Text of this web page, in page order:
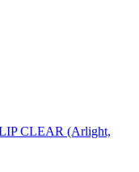
CLEAR (Arlight,